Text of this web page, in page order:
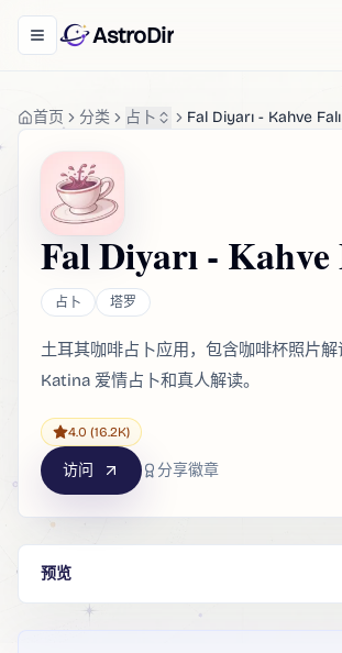
Toggle navigation menu
AstroDir
首页 分类 占卜 Fal Diyarı - Kahve Falı
Fal Diyarı - Kahve
占卜 塔罗
土耳其咖啡占卜应用，包含咖啡杯照片解
Katina 爱情占卜和真人解读。
4.0 (16.2K)
访问 分享徽章
预览